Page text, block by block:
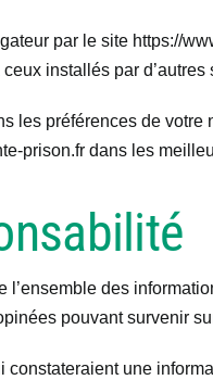
par le site https://
installés par d’autres
les préférences de
prison.fr dans les
l’ensemble des
pouvant survenir
une